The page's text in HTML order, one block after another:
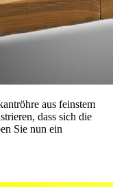
aus feinstem
dass sich die
Sie nun ein